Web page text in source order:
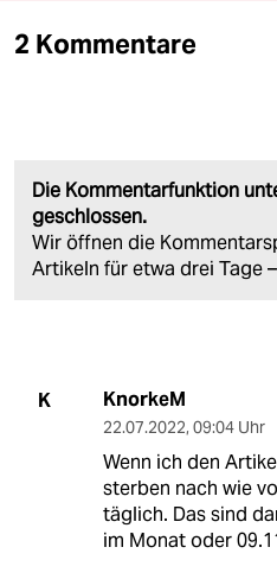
2 Kommentare
Die Kommentarfunktion
geschlossen.
Wir öffnen die
Artikeln für etwa drei Tage –
K KnorkeM
22.07.2022, 09:04 Uhr
Wenn ich den
sterben nach wie
täglich. Das sind
im Monat oder